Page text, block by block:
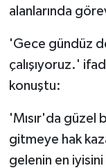
alanlarında
'Gece gündüz
çalışıyoruz.'
konuştu:
'Mısır'da güzel
gitmeye hak
gelenin en